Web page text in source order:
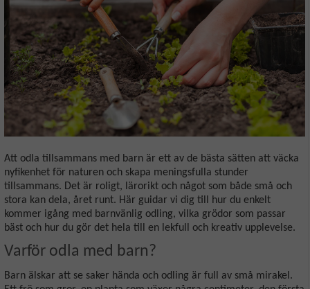
Att odla tillsammans med barn är ett av de bästa sätten att väcka
nyfikenhet för naturen och skapa meningsfulla stunder
tillsammans. Det är roligt, lärorikt och något som både små och
stora kan dela, året runt. Här guidar vi dig till hur du enkelt
kommer igång med barnvänlig odling, vilka grödor som passar
bäst och hur du gör det hela till en lekfull och kreativ upplevelse.
Varför odla med barn?
Barn älskar att se saker hända och odling är full av små mirakel.